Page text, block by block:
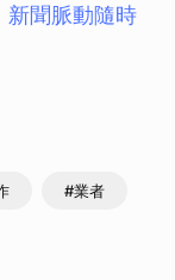
新聞脈動隨時
#業者